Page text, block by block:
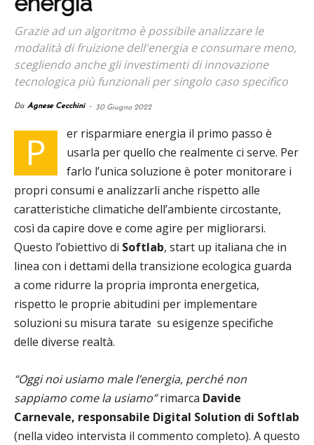
Grazie ad un algoritmo è possibile analizzare le
modalità di fruizione dell'energia e consumare meno,
scegliendo anche gli investimenti di innovazione
tecnologica più funzionali per singolo caso specifico
Da Agnese Cecchini - 30 Giugno 2022
P
er risparmiare energia il primo passo è
usarla per quello che realmente ci serve. Per
farlo l’unica soluzione è poter monitorare i
propri consumi e analizzarli anche rispetto alle
caratteristiche climatiche dell’ambiente circostante,
così da capire dove e come agire per migliorarsi.
Questo l’obiettivo di Softlab, start up italiana che in
linea con i dettami della transizione ecologica guarda
a come ridurre la propria impronta energetica,
rispetto le proprie abitudini per implementare
soluzioni su misura tarate su esigenze specifiche
delle diverse realtà.
“Oggi noi usiamo male l’energia, perché non
sappiamo come la usiamo”rimarca Davide
Carnevale, responsabile Digital Solution di Softlab
(nella video intervista il commento completo). A questo